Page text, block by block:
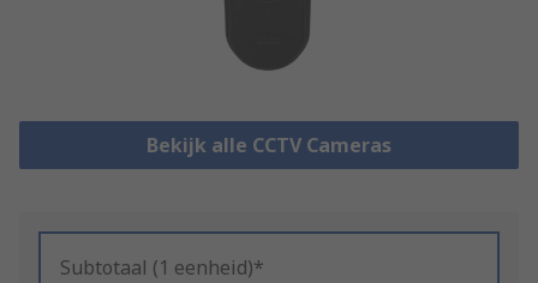
Bekijk alle CCTV Cameras
Subtotaal (1 eenheid)*